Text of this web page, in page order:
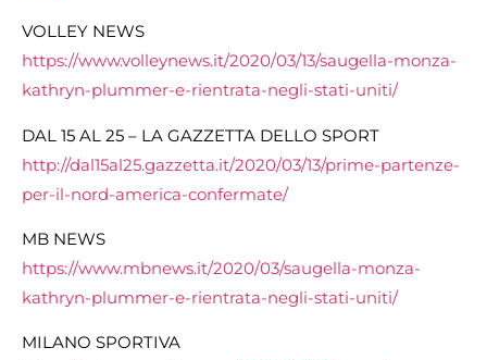
VOLLEY NEWS
https://www.volleynews.it/2020/03/13/saugella-monza-
kathryn-plummer-e-rientrata-negli-stati-uniti/
DAL 15 AL 25 – LA GAZZETTA DELLO SPORT
http://dal15al25.gazzetta.it/2020/03/13/prime-partenze-
per-il-nord-america-confermate/
MB NEWS
https://www.mbnews.it/2020/03/saugella-monza-
kathryn-plummer-e-rientrata-negli-stati-uniti/
MILANO SPORTIVA